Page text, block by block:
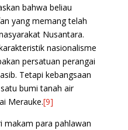
bahwa beliau
yang memang telah
Nusantara.
nasionalisme
persatuan perangai
Tetapi kebangsaan
bumi tanah air
Merauke.[9]
makam para pahlawan